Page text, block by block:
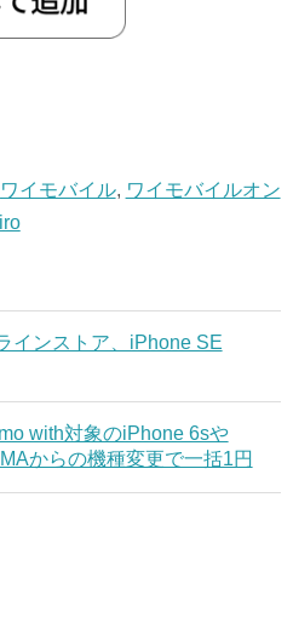
ワイモバイル, ワイモバイルオン
インストア、iPhone SE
with対象のiPhone 6sや
からの機種変更で一括1円